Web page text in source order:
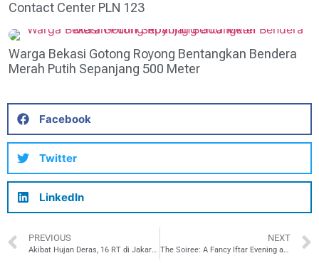
Contact Center PLN 123
Warga Bekasi Gotong Royong Bentangkan Bendera
Merah Putih Sepanjang 500 Meter
Facebook
Twitter
LinkedIn
PREVIOUS
Akibat Hujan Deras, 16 RT di Jakarta Terendam Banjir
NEXT
The Soiree: A Fancy Iftar Evening at Nuanza Hotel and Convention Cikarang